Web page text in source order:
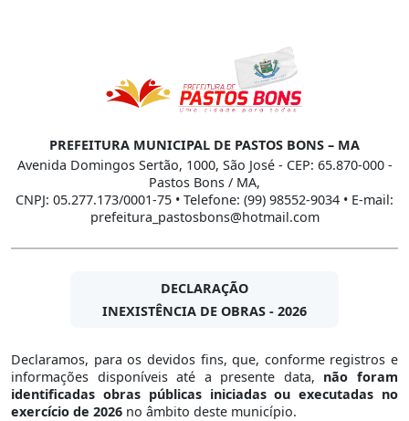
PREFEITURA MUNICIPAL DE PASTOS BONS – MA
Avenida Domingos Sertão, 1000, São José - CEP: 65.870-000 -
Pastos Bons / MA,
CNPJ: 05.277.173/0001-75 • Telefone: (99) 98552-9034 • E-mail:
prefeitura_pastosbons@hotmail.com
DECLARAÇÃO
INEXISTÊNCIA DE OBRAS - 2026
Declaramos, para os devidos fins, que, conforme registros e
informações disponíveis até a presente data, não foram
identificadas obras públicas iniciadas ou executadas no
exercício de 2026 no âmbito deste município.